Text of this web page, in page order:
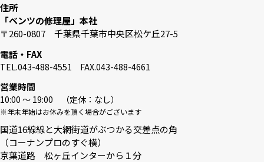
住所
「ベンツの修理屋」本社
〒260-0807 千葉県千葉市中央区松ケ丘27-5
電話・FAX
TEL.043-488-4551 FAX.043-488-4661
営業時間
10:00 〜 19:00 （定休：なし）
※年末年始はお休みを頂く場合がございます
国道16線線と大網街道がぶつかる交差点の角
（コーナンプロのすぐ横）
京葉道路 松ヶ丘インターから１分